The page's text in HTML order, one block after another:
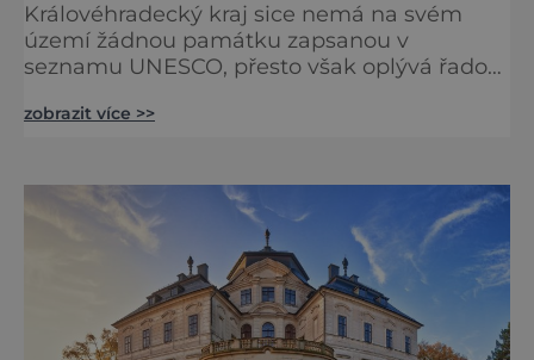
Královéhradecký kraj sice nemá na svém
území žádnou památku zapsanou v
seznamu UNESCO, přesto však oplývá řadou
každoročně přilákají statisíce spokojených
Kost. Jeden z nejlépe zachovaných gotických
hradů v Čechách se nachází v samém srdci
Českého ráje. Součástí areálu jsou též po
zobrazit více >>